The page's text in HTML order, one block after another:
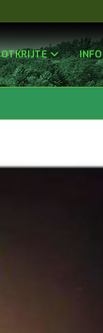
OTKRIJTE INFO